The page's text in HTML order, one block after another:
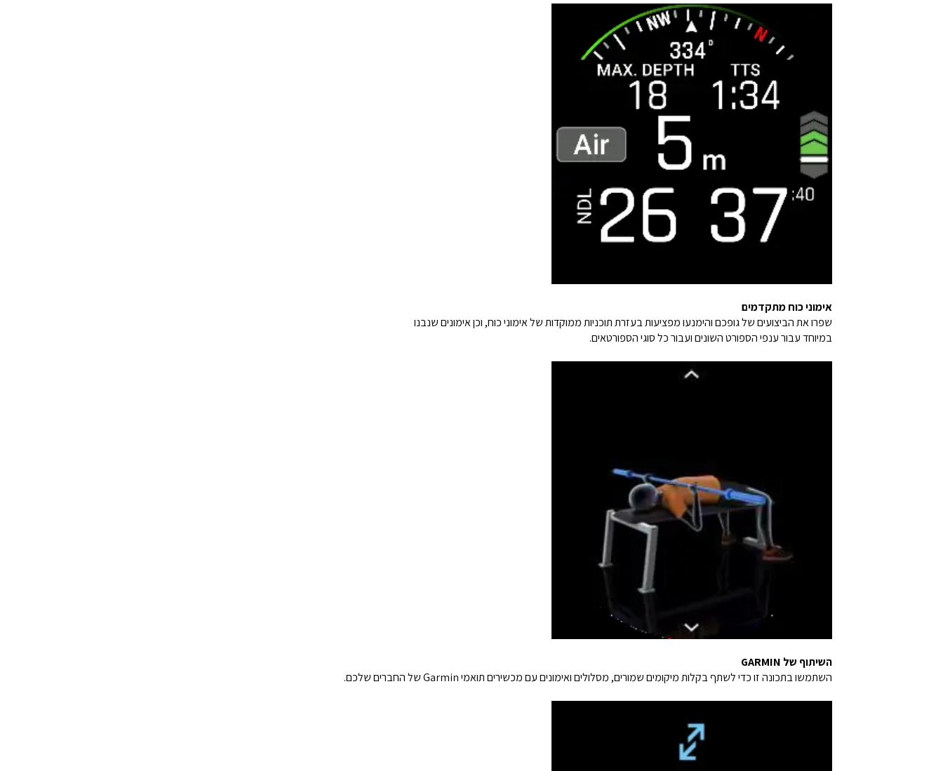
אימוני כוח מתקדמים
שפרו את הביצועים של גופכם והימנעו מפציעות בעזרת תוכניות ממוקדות של אימוני כוח, וכן אימונים שנבנו
במיוחד עבור ענפי הספורט השונים ועבור כל סוגי הספורטאים.
השיתוף של GARMIN
השתמשו בתכונה זו כדי לשתף בקלות מיקומים שמורים, מסלולים ואימונים עם מכשירים תואמי Garmin של החברים שלכם.